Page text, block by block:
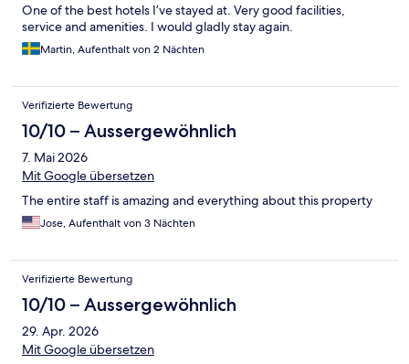
One of the best hotels I’ve stayed at. Very good facilities,
service and amenities. I would gladly stay again.
Martin, Aufenthalt von 2 Nächten
Verifizierte Bewertung
10/10 – Aussergewöhnlich
7. Mai 2026
Mit Google übersetzen
The entire staff is amazing and everything about this property
Jose, Aufenthalt von 3 Nächten
Verifizierte Bewertung
10/10 – Aussergewöhnlich
29. Apr. 2026
Mit Google übersetzen